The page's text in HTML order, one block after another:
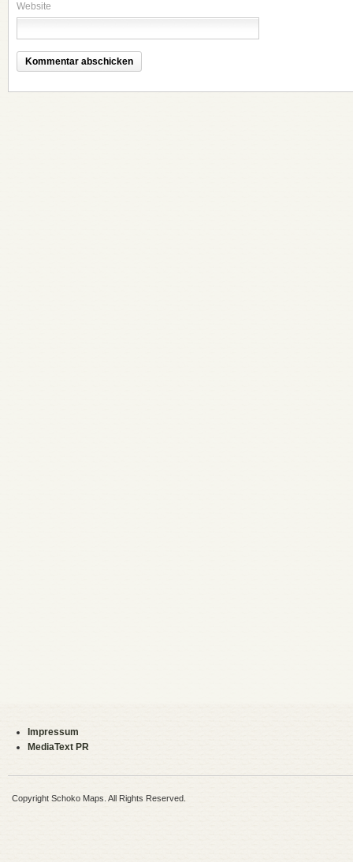
Website
Impressum
MediaText PR
Copyright Schoko Maps. All Rights Reserved.